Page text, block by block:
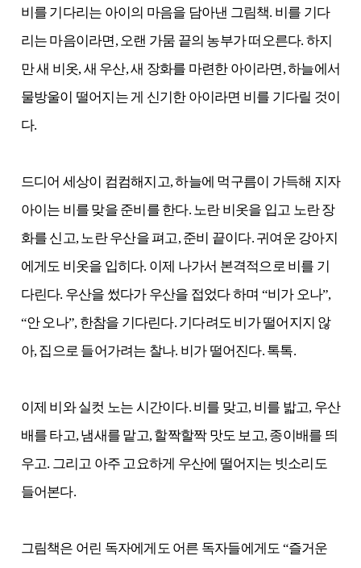
비를 기다리는 아이의 마음을 담아낸 그림책. 비를 기다
리는 마음이라면, 오랜 가뭄 끝의 농부가 떠오른다. 하지
만 새 비옷, 새 우산, 새 장화를 마련한 아이라면, 하늘에서
물방울이 떨어지는 게 신기한 아이라면 비를 기다릴 것이
다.
드디어 세상이 컴컴해지고, 하늘에 먹구름이 가득해 지자
아이는 비를 맞을 준비를 한다. 노란 비옷을 입고 노란 장
화를 신고, 노란 우산을 펴고, 준비 끝이다. 귀여운 강아지
에게도 비옷을 입히다. 이제 나가서 본격적으로 비를 기
다린다. 우산을 썼다가 우산을 접었다 하며 “비가 오나”,
“안 오나”, 한참을 기다린다. 기다려도 비가 떨어지지 않
아, 집으로 들어가려는 찰나. 비가 떨어진다. 톡톡.
이제 비와 실컷 노는 시간이다. 비를 맞고, 비를 밟고, 우산
배를 타고, 냄새를 맡고, 할짝할짝 맛도 보고, 종이배를 띄
우고. 그리고 아주 고요하게 우산에 떨어지는 빗소리도
들어본다.
그림책은 어린 독자에게도 어른 독자들에게도 “즐거운